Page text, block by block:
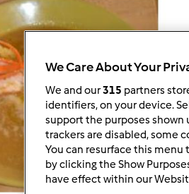
We Care About Your
We and our315 partners
identifiers, on your device.
support the purposes shown
trackers are disabled, some
You can resurface this
by clicking the Show
have effect within our